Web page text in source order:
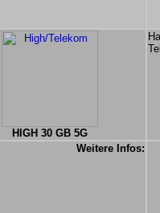
HIGH 30 GB 5G
Weitere Infos: